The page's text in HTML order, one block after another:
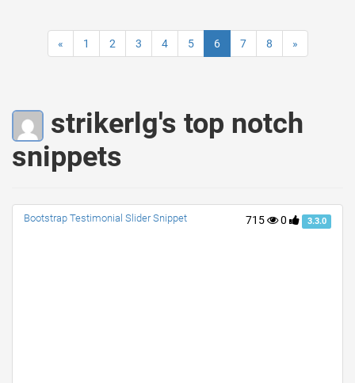
« 1 2 3 4 5 6 7 8 »
strikerlg's top notch
snippets
715 0 3.3.0
Bootstrap Testimonial Slider Snippet